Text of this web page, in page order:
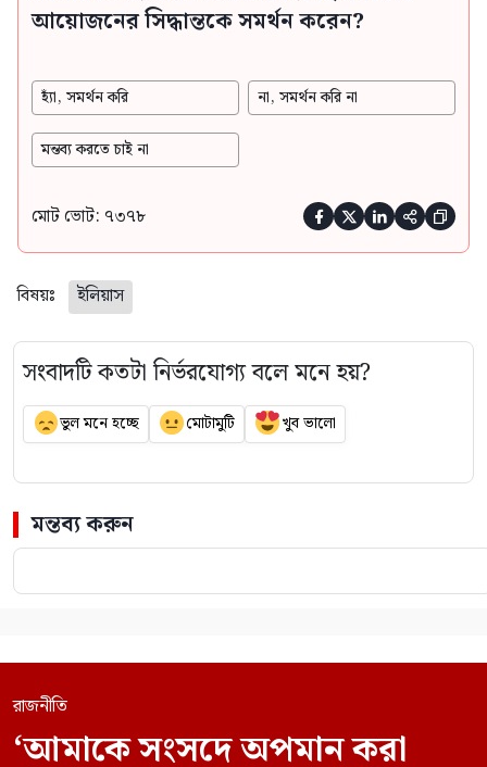
আয়োজনের সিদ্ধান্তকে সমর্থন করেন?
হ্যাঁ, সমর্থন করি না, সমর্থন করি না
মন্তব্য করতে চাই না
মোট ভোট: ৭৩৭৮     
বিষয়ঃ ইলিয়াস
সংবাদটি কতটা নির্ভরযোগ্য বলে মনে হয়?
ভুল মনে হচ্ছে মোটামুটি খুব ভালো
মন্তব্য করুন
রাজনীতি
‘আমাকে সংসদে অপমান করা